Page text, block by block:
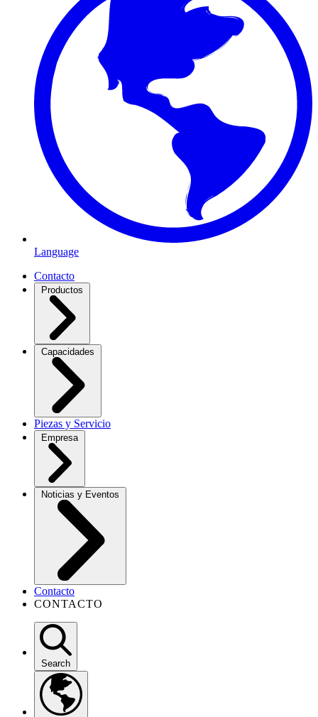
Language
Contacto
Productos
Capacidades
Piezas y Servicio
Empresa
Noticias y Eventos
Contacto
CONTACTO
Search